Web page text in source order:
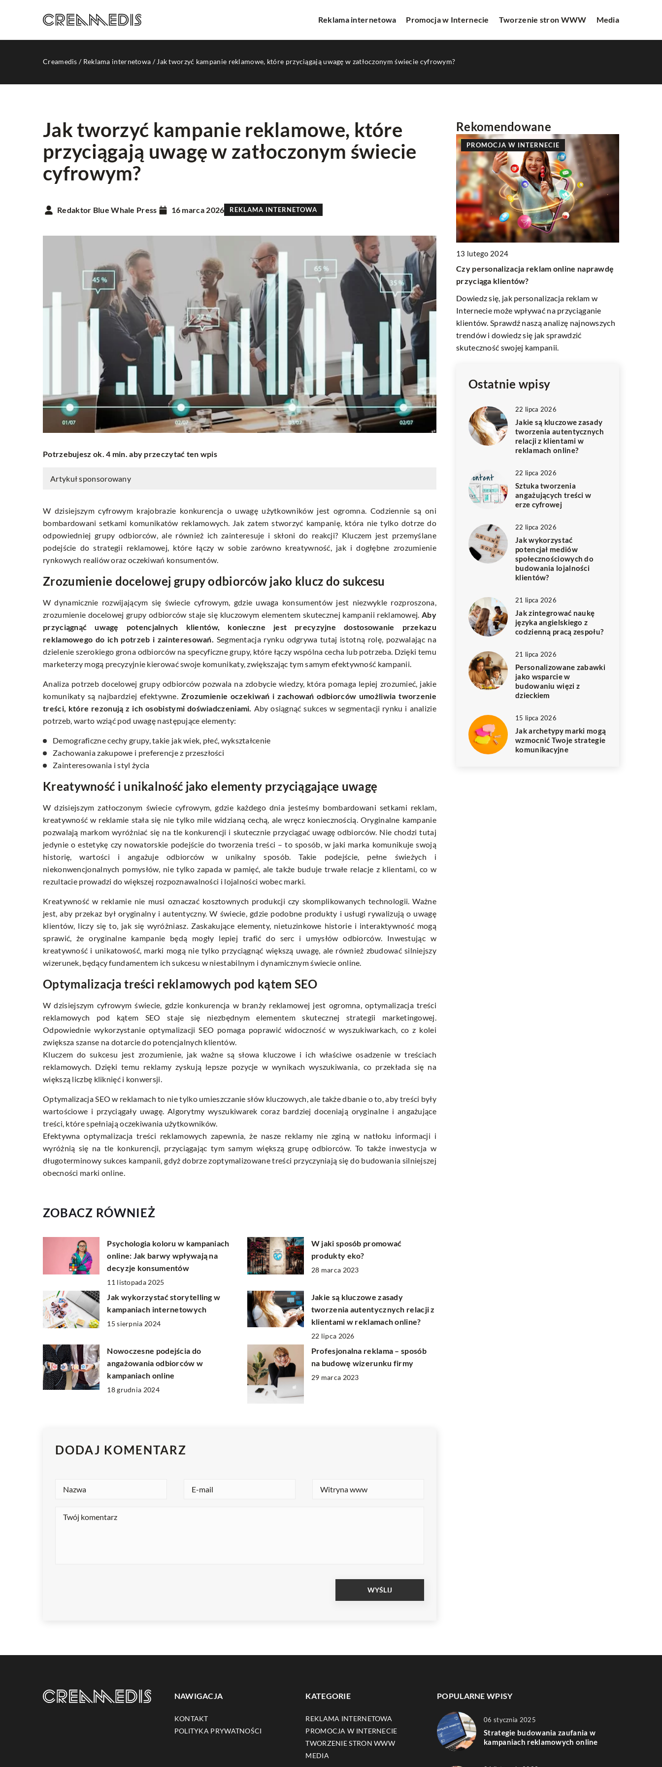
Reklama internetowa Promocja w Internecie Tworzenie stron WWW Media
Creamedis / Reklama internetowa / Jak tworzyć kampanie reklamowe, które przyciągają uwagę w zatłoczonym świecie cyfrowym?
Jak tworzyć kampanie reklamowe, które
przyciągają uwagę w zatłoczonym świecie
cyfrowym?
Redaktor Blue Whale Press 16 marca 2026 REKLAMA INTERNETOWA
Potrzebujesz ok. 4 min. aby przeczytać ten wpis
Artykuł sponsorowany
W dzisiejszym cyfrowym krajobrazie konkurencja o uwagę użytkowników jest ogromna. Codziennie są oni
bombardowani setkami komunikatów reklamowych. Jak zatem stworzyć kampanię, która nie tylko dotrze do
odpowiedniej grupy odbiorców, ale również ich zainteresuje i skłoni do reakcji? Kluczem jest przemyślane
podejście do strategii reklamowej, które łączy w sobie zarówno kreatywność, jak i dogłębne zrozumienie
rynkowych realiów oraz oczekiwań konsumentów.
Zrozumienie docelowej grupy odbiorców jako klucz do sukcesu
W dynamicznie rozwijającym się świecie cyfrowym, gdzie uwaga konsumentów jest niezwykle rozproszona,
zrozumienie docelowej grupy odbiorców staje się kluczowym elementem skutecznej kampanii reklamowej. Aby
przyciągnąć uwagę potencjalnych klientów, konieczne jest precyzyjne dostosowanie przekazu
reklamowego do ich potrzeb i zainteresowań.
Segmentacja rynku odgrywa tutaj istotną rolę, pozwalając na
dzielenie szerokiego grona odbiorców na specyficzne grupy, które łączy wspólna cecha lub potrzeba. Dzięki temu
marketerzy mogą precyzyjnie kierować swoje komunikaty, zwiększając tym samym efektywność kampanii.
Analiza potrzeb docelowej grupy odbiorców pozwala na zdobycie wiedzy, która pomaga lepiej zrozumieć, jakie
komunikaty są najbardziej efektywne. Zrozumienie oczekiwań i zachowań odbiorców umożliwia tworzenie
treści, które rezonują z ich osobistymi doświadczeniami. Aby osiągnąć sukces w segmentacji rynku i analizie
potrzeb, warto wziąć pod uwagę następujące elementy:
Demograficzne cechy grupy, takie jak wiek, płeć, wykształcenie
Zachowania zakupowe i preferencje z przeszłości
Zainteresowania i styl życia
Kreatywność i unikalność jako elementy przyciągające uwagę
W dzisiejszym zatłoczonym świecie cyfrowym, gdzie każdego dnia jesteśmy bombardowani setkami reklam,
kreatywność w reklamie stała się nie tylko mile widzianą cechą, ale wręcz koniecznością. Oryginalne kampanie
pozwalają markom wyróżniać się na tle konkurencji i skutecznie przyciągać uwagę odbiorców. Nie chodzi tutaj
jedynie o estetykę czy nowatorskie podejście do tworzenia treści – to sposób, w jaki marka komunikuje swoją
historię, wartości i angażuje odbiorców w unikalny sposób. Takie podejście, pełne świeżych i
niekonwencjonalnych pomysłów, nie tylko zapada w pamięć, ale także buduje trwałe relacje z klientami, co w
rezultacie prowadzi do większej rozpoznawalności i lojalności wobec marki.
Kreatywność w reklamie nie musi oznaczać kosztownych produkcji czy skomplikowanych technologii. Ważne
jest, aby przekaz był oryginalny i autentyczny. W świecie, gdzie podobne produkty i usługi rywalizują o uwagę
klientów, liczy się to, jak się wyróżniasz. Zaskakujące elementy, nietuzinkowe historie i interaktywność mogą
sprawić, że oryginalne kampanie będą mogły lepiej trafić do serc i umysłów odbiorców. Inwestując w
kreatywność i unikatowość, marki mogą nie tylko przyciągnąć większą uwagę, ale również zbudować silniejszy
wizerunek, będący fundamentem ich sukcesu w niestabilnym i dynamicznym świecie online.
Optymalizacja treści reklamowych pod kątem SEO
W dzisiejszym cyfrowym świecie, gdzie konkurencja w branży reklamowej jest ogromna, optymalizacja treści
reklamowych pod kątem SEO staje się niezbędnym elementem skutecznej strategii marketingowej.
Odpowiednie wykorzystanie optymalizacji SEO pomaga poprawić widoczność w wyszukiwarkach, co z kolei
zwiększa szanse na dotarcie do potencjalnych klientów.
Kluczem do sukcesu jest zrozumienie, jak ważne są słowa kluczowe i ich właściwe osadzenie w treściach
reklamowych. Dzięki temu reklamy zyskują lepsze pozycje w wynikach wyszukiwania, co przekłada się na
większą liczbę kliknięć i konwersji.
Optymalizacja SEO w reklamach to nie tylko umieszczanie słów kluczowych, ale także dbanie o to, aby treści były
wartościowe i przyciągały uwagę. Algorytmy wyszukiwarek coraz bardziej doceniają oryginalne i angażujące
treści, które spełniają oczekiwania użytkowników.
Efektywna optymalizacja treści reklamowych zapewnia, że nasze reklamy nie zginą w natłoku informacji i
wyróżnią się na tle konkurencji, przyciągając tym samym większą grupę odbiorców. To także inwestycja w
długoterminowy sukces kampanii, gdyż dobrze zoptymalizowane treści przyczyniają się do budowania silniejszej
obecności marki online.
ZOBACZ RÓWNIEŻ
Psychologia koloru w kampaniach
online: Jak barwy wpływają na
decyzje konsumentów
11 listopada 2025
W jaki sposób promować
produkty eko?
28 marca 2023
Jak wykorzystać storytelling w
kampaniach internetowych
15 sierpnia 2024
Jakie są kluczowe zasady
tworzenia autentycznych relacji z
klientami w reklamach online?
22 lipca 2026
Nowoczesne podejścia do
angażowania odbiorców w
kampaniach online
18 grudnia 2024
Profesjonalna reklama – sposób
na budowę wizerunku firmy
29 marca 2023
DODAJ KOMENTARZ
Rekomendowane
02 kwietnia 2025
Jak bezpiecznie i sprawnie przesyłać paczki
między Polską a Wielką Brytanią?
Odkryj porady dotyczące bezpiecznego i
efektywnego przesyłania paczek między
Polską a Wielką Brytanią. Dowiedz się, jak
uniknąć najczęstszych błędów, jakie opcje
transportu są najkorzystniejsze oraz jakie
formalności celne musisz spełnić.
Jak nowe technologie zmieniają krajobraz
szkoleń podatkowych i księgowych?
Odkryj, jak nowoczesne technologie wpływają
na rozwój szkoleń w dziedzinie podatków i
księgowości, wprowadzając innowacyjne
narzędzia oraz nowe możliwości nauki.
PROMOCJA W INTERNECIE
13 lutego 2024
Czy personalizacja reklam online naprawdę
przyciąga klientów?
Dowiedz się, jak personalizacja reklam w
Internecie może wpływać na przyciąganie
klientów. Sprawdź naszą analizę najnowszych
trendów i dowiedz się jak sprawdzić
skuteczność swojej kampanii.
Ostatnie wpisy
22 lipca 2026
Jakie są kluczowe zasady
tworzenia autentycznych
relacji z klientami w
reklamach online?
22 lipca 2026
Sztuka tworzenia
angażujących treści w
erze cyfrowej
22 lipca 2026
Jak wykorzystać
potencjał mediów
społecznościowych do
budowania lojalności
klientów?
21 lipca 2026
Jak zintegrować naukę
języka angielskiego z
codzienną pracą zespołu?
21 lipca 2026
Personalizowane zabawki
jako wsparcie w
budowaniu więzi z
dzieckiem
15 lipca 2026
Jak archetypy marki mogą
wzmocnić Twoje strategie
komunikacyjne
NAWIGACJA
KONTAKT
POLITYKA PRYWATNOŚCI
KATEGORIE
REKLAMA INTERNETOWA
PROMOCJA W INTERNECIE
TWORZENIE STRON WWW
MEDIA
POPULARNE WPISY
06 stycznia 2025
Strategie budowania zaufania w
kampaniach reklamowych online